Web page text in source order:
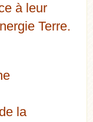
à leur
Terre.
la